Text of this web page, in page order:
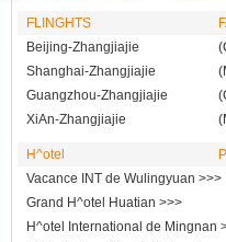
FLINGHTS
Beijing-Zhangjiajie
Shanghai-Zhangjiajie
Guangzhou-Zhangjiajie
XiAn-Zhangjiajie
H^otel
Vacance INT de Wulingyuan >>>
Grand H^otel Huatian >>>
H^otel International de Mingnan